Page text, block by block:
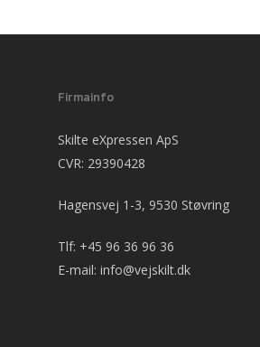
Firmainfo
Skilte eXpressen ApS
CVR: 29390428
Hagensvej 1-3, 9530 Støvring
Tlf: +45 96 36 96 36
E-mail: info@vejskilt.dk